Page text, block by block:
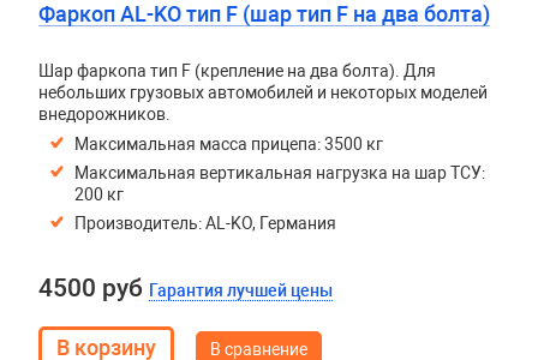
Фаркоп AL-KO тип F (шар тип F на два болта)
Шар фаркопа тип F (крепление на два болта). Для
небольших грузовых автомобилей и некоторых моделей
внедорожников.
Максимальная масса прицепа: 3500 кг
Максимальная вертикальная нагрузка на шар ТСУ:
200 кг
Производитель: AL-KO, Германия
4500 руб Гарантия лучшей цены
В сравнение